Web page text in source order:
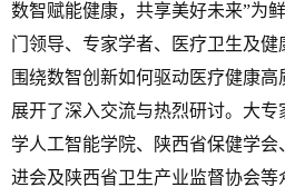
数智赋能健康，共享美好未来”为
门领导、专家学者、医疗卫生及健
围绕数智创新如何驱动医疗健康高
展开了深入交流与热烈研讨。大
学人工智能学院、陕西省保健学
进会及陕西省卫生产业监督协会